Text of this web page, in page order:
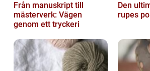
Från manuskript till
mästerverk: Vägen
genom ett tryckeri
Den
rupes